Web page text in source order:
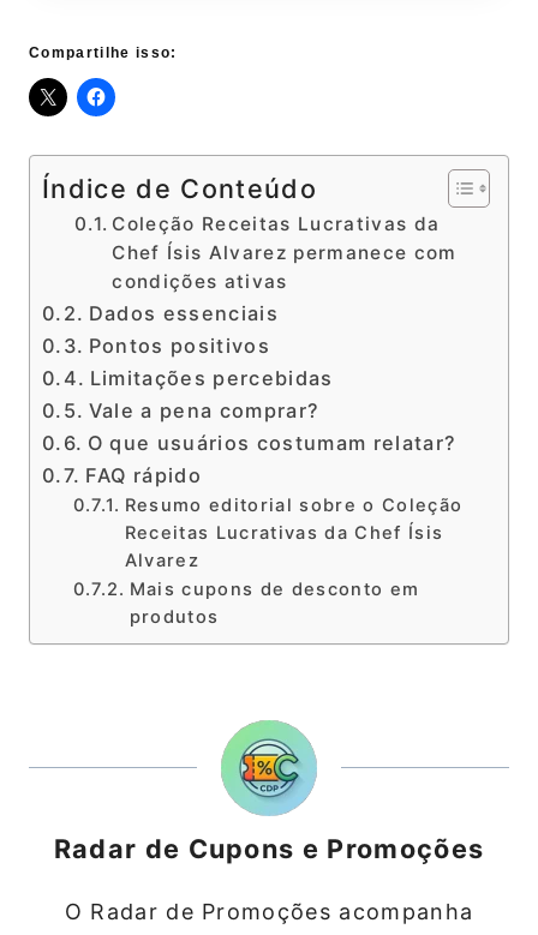
Compartilhe isso:
Índice de Conteúdo
Coleção Receitas Lucrativas da
Chef Ísis Alvarez permanece com
condições ativas
Dados essenciais
Pontos positivos
Limitações percebidas
Vale a pena comprar?
O que usuários costumam relatar?
FAQ rápido
Resumo editorial sobre o Coleção
Receitas Lucrativas da Chef Ísis
Alvarez
Mais cupons de desconto em
produtos
Radar de Cupons e Promoções
O Radar de Promoções acompanha